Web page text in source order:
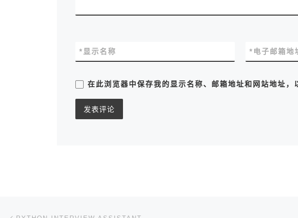
显示名称
* 电子邮箱地
*
在此浏览器中保存我的显示名称、邮箱地址和网站地址，
文章导航